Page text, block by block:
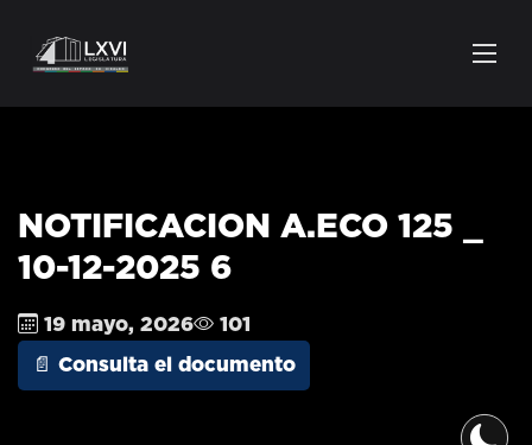
NOTIFICACION A.ECO 125 _
10-12-2025 6
19 mayo, 2026
101
📄 Consulta el documento